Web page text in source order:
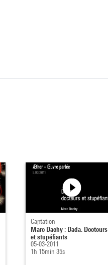
Captation
Marc Dachy : Dada. Docteurs
et stupéfiants
05-03-2011
1h 15min 35s